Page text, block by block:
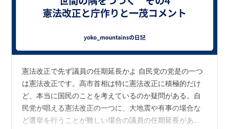
憲法改正で先ず議員の任期延長かよ 自民党の党是の一つ
は憲法改正です。高市首相は特に憲法改正に積極的だけ
ど、本当に国民のことを考えているのか疑問がある。自
民党が唱える憲法改正の一つに、大地震や有事の場合な
ど選挙を行うことが難しい場合の議員の任期延長があ